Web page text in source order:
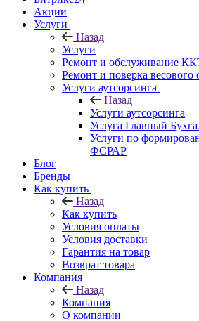
Акции
Услуги
Назад
Услуги
Ремонт и обслуживание
Ремонт и поверка весового
Услуги аутсорсинга
Назад
Услуги аутсорсинга
Услуга Главный
Услуги по
ФСРАР
Блог
Бренды
Как купить
Назад
Как купить
Условия оплаты
Условия доставки
Гарантия на товар
Возврат товара
Компания
Назад
Компания
О компании